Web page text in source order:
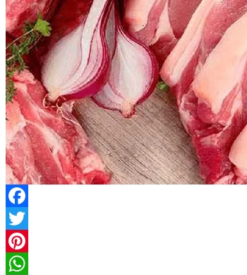
Facebook
Twitter
Pinterest